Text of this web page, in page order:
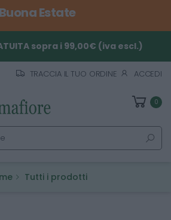
Buona Estate
sopra i 99,00€ (iva escl.)
TRACCIA IL TUO ORDINE ACCEDI
menu 0
Tutti i prodotti